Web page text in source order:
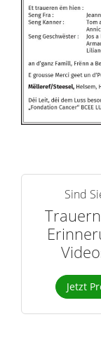
Sind
Jetzt